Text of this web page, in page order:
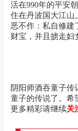
活在990年的平安
住在丹波国大江山
恶不作：私自修建
财宝，并且掳走妇
阴阳师酒吞童子传
童子的传说了。希
更多精彩请继续关